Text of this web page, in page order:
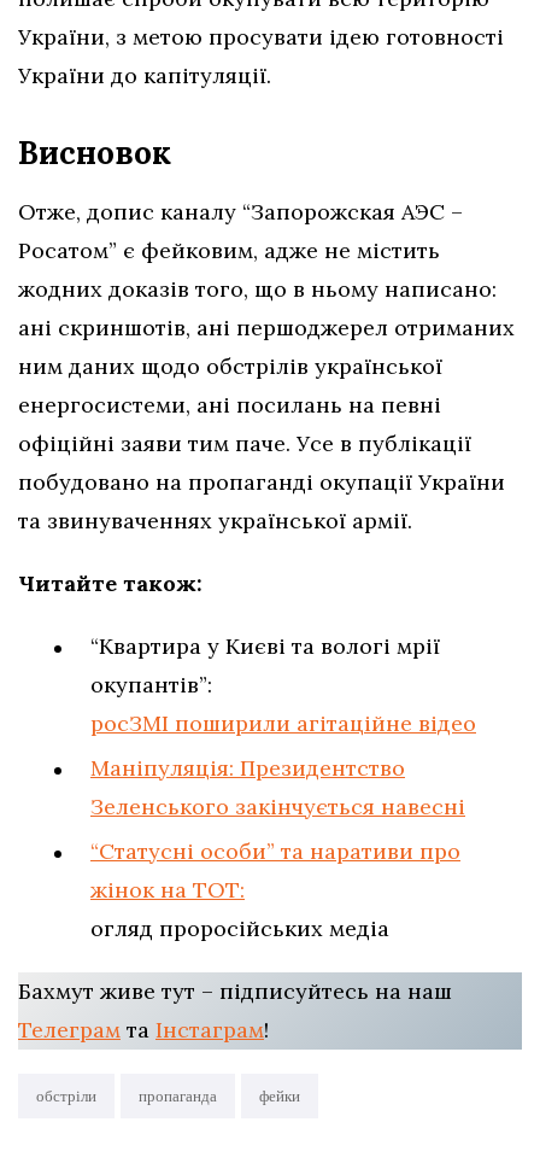
України, з метою просувати ідею готовності
України до капітуляції.
Висновок
Отже, допис каналу “Запорожская АЭС –
Росатом” є фейковим, адже не містить
жодних доказів того, що в ньому написано:
ані скриншотів, ані першоджерел отриманих
ним даних щодо обстрілів української
енергосистеми, ані посилань на певні
офіційні заяви тим паче. Усе в публікації
побудовано на пропаганді окупації України
та звинуваченнях української армії.
Читайте також:
“Квартира у Києві та вологі мрії
окупантів”:
росЗМІ поширили агітаційне відео
Маніпуляція: Президентство
Зеленського закінчується навесні
“Статусні особи” та наративи про
жінок на ТОТ:
огляд проросійських медіа
Бахмут живе тут – підписуйтесь на наш
Телеграм та Інстаграм!
обстріли пропаганда фейки